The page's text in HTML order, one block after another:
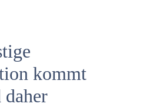
kommt
daher